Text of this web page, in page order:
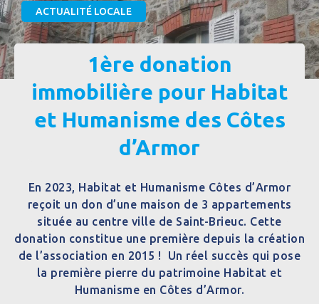
ACTUALITÉ LOCALE
1ère donation
immobilière pour Habitat
et Humanisme des Côtes
d’Armor
En 2023, Habitat et Humanisme Côtes d’Armor
reçoit un don d’une maison de 3 appartements
située au centre ville de Saint-Brieuc. Cette
donation constitue une première depuis la création
de l’association en 2015 ! Un réel succès qui pose
la première pierre du patrimoine Habitat et
Humanisme en Côtes d’Armor.